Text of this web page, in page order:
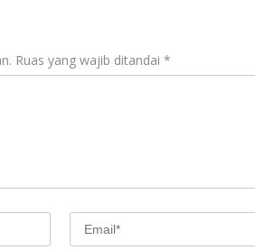
Ruas yang wajib ditandai *